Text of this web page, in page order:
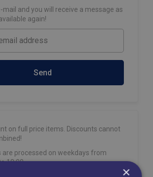
mail and you will receive a message as
again!
Send
on full price items. Discounts cannot
are processed on weekdays from
18:00.
×